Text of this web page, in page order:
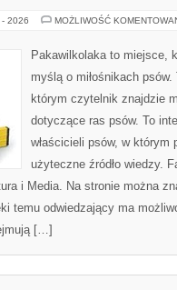
2026 MOŻLIWOŚĆ
Pakawilkolaka to miejsce,
myślą o miłośnikach
którym czytelnik znajdzie
dotyczące ras psów. To
właścicieli psów, w którym
użyteczne źródło wiedzy.
i Media. Na stronie można
temu odwiedzający ma
[…]